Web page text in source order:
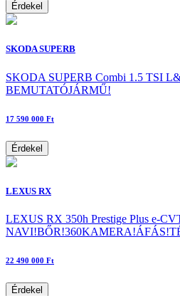
Érdekel
SKODA SUPERB
SKODA SUPERB Combi 1.5 TSI
BEMUTATÓJÁRMŰ!
17 590 000 Ft
Érdekel
LEXUS RX
LEXUS RX 350h Prestige Plus e-
22 490 000 Ft
Érdekel